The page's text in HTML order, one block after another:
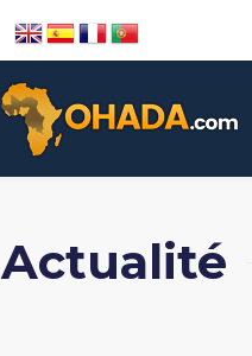
Actualité